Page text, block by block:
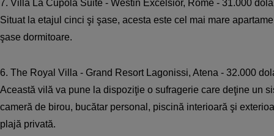
7. Villa La Cupola Suite - Westin Excelsior, Rome - 31.000
Situat la etajul cinci şi şase, acesta este cel mai mare
şase dormitoare.
6. The Royal Villa - Grand Resort Lagonissi, Atena - 32.000
Această vilă va pune la dispoziţie o sufragerie care deţine un
cameră de birou, bucătar personal, piscină interioară şi
plajă privată.